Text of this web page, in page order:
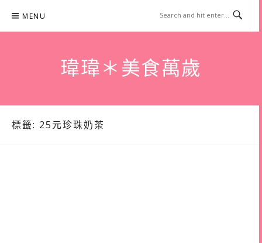
content
MENU
瑋瑋＊美食萬歲
標籤: 25元珍珠奶茶